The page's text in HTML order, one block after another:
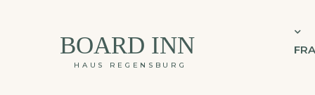
BOARD INN
HAUS REGENSBURG